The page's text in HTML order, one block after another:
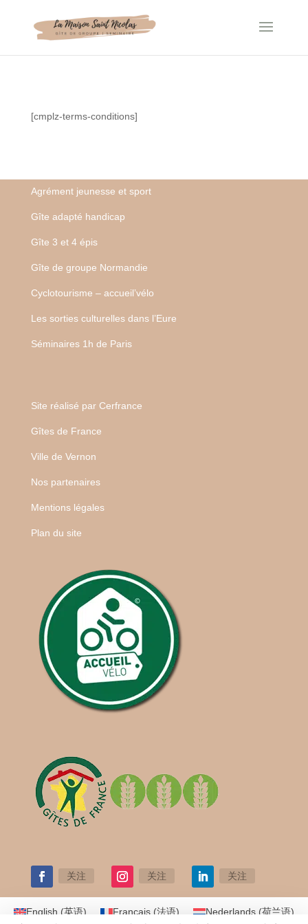
[cmplz-terms-conditions]
Agrément jeunesse et sport
Gîte adapté handicap
Gîte 3 et 4 épis
Gîte de groupe Normandie
Cyclotourisme – accueil’vélo
Les sorties culturelles dans l’Eure
Séminaires 1h de Paris
Site réalisé par Cerfrance
Gîtes de France
Ville de Vernon
Nos partenaires
Mentions légales
Plan du site
关注 关注 关注
English (英语) Français (法语) Nederlands (荷兰语)